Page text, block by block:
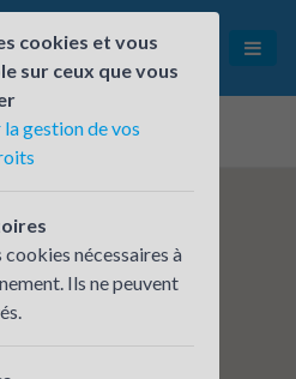
CERA - CHAMBERY JOPPET
cookies et vous
sur ceux que vous
la gestion de vos
nécessaires à
Ils ne peuvent